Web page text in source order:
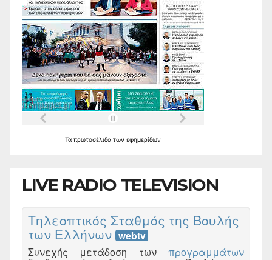
Τα πρωτοσέλιδα των εφημερίδων
LIVE RADIO TELEVISION